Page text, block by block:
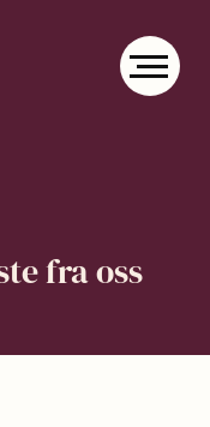
fra oss
Om